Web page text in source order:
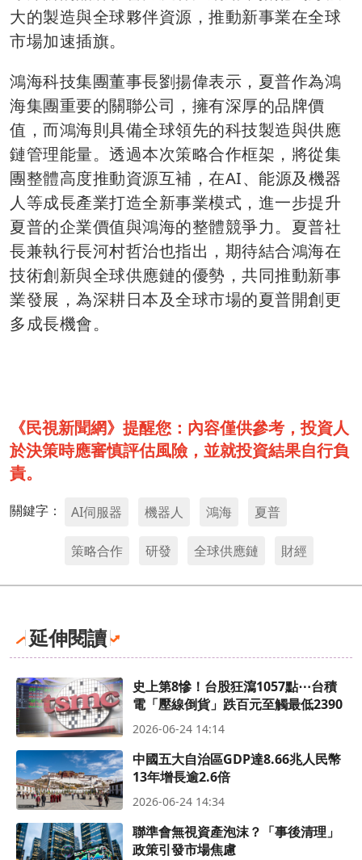
大的製造與全球夥伴資源，推動新事業在全球
市場加速插旗。
鴻海科技集團董事長劉揚偉表示，夏普作為鴻
海集團重要的關聯公司，擁有深厚的品牌價
值，而鴻海則具備全球領先的科技製造與供應
鏈管理能量。透過本次策略合作框架，將從集
團整體高度推動資源互補，在AI、能源及機器
人等成長產業打造全新事業模式，進一步提升
夏普的企業價值與鴻海的整體競爭力。夏普社
長兼執行長河村哲治也指出，期待結合鴻海在
技術創新與全球供應鏈的優勢，共同推動新事
業發展，為深耕日本及全球市場的夏普開創更
多成長機會。
《民視新聞網》提醒您：內容僅供參考，投資人
於決策時應審慎評估風險，並就投資結果自行負
責。
關鍵字： AI伺服器 機器人 鴻海 夏普
策略合作 研發 全球供應鏈 財經
延伸閱讀
史上第8慘！台股狂瀉1057點⋯台積
電「壓線倒貨」跌百元至觸最低2390
2026-06-24 14:14
中國五大自治區GDP達8.66兆人民幣
13年增長逾2.6倍
2026-06-24 14:34
聯準會無視資產泡沫？「事後清理」
政策引發市場焦慮